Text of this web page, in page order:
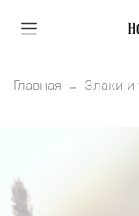
Главная Злаки и